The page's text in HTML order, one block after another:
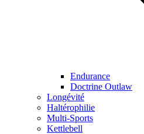
Endurance
Doctrine Outlaw
Longévité
Haltérophilie
Multi-Sports
Kettlebell